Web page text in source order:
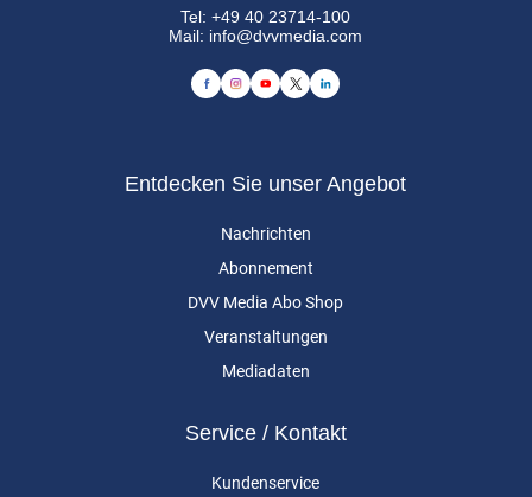
Tel:+49 40 23714-100
Mail: info@dvvmedia.com
Entdecken Sie unser Angebot
Nachrichten
Abonnement
DVV Media Abo Shop
Veranstaltungen
Mediadaten
Service / Kontakt
Kundenservice